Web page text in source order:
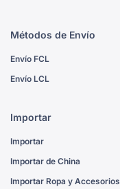
Métodos de Envío
Envío FCL
Envío LCL
Importar
Importar
Importar de China
Importar Ropa y Accesorios